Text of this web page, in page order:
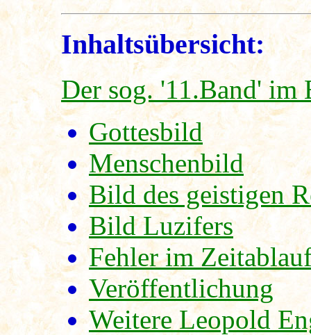
Inhaltsübersicht:
Der sog. '11.Band' im
Gottesbild
Menschenbild
Bild des geistigen
Bild Luzifers
Fehler im
Veröffentlichung
Weitere Leopold